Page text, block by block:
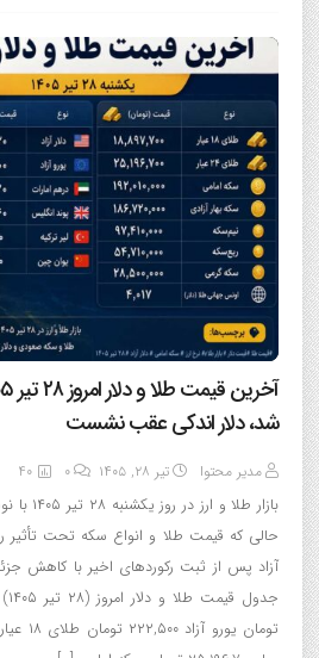
شد، دلار اندکی عقب نشست
مدیر محتوا تیر ۲۸, ۱۴۰۵ 0
40
بازار
حالی که قیمت طلا و انواع سکه تحت تأثیر
آزاد پس از ثبت رکوردهای اخیر با کاهش